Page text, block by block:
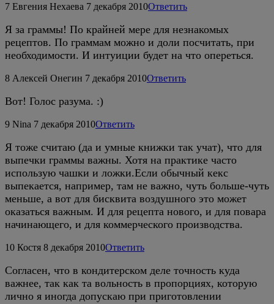
7 Евгения Нехаева 7 декабря 2010Ответить
Я за граммы! По крайней мере для незнакомых
рецептов. По граммам можно и доли посчитать, при
необходимости. И интуиции будет на что опереться.
8 Алексей Онегин 7 декабря 2010Ответить
Вот! Голос разума. :)
9 Nina 7 декабря 2010Ответить
Я тоже считаю (да и умные книжки так учат), что для
выпечки граммы важны. Хотя на практике часто
использую чашки и ложки.Если обычный кекс
выпекается, например, там не важно, чуть больше-чуть
меньше, а вот для бисквита воздушного это может
оказаться важным. И для рецепта нового, и для повара
начинающего, и для коммерческого производства.
10 Костя 8 декабря 2010Ответить
Согласен, что в кондитерском деле точность куда
важнее, так как та вольность в пропорциях, которую
лично я иногда допускаю при приготовлении